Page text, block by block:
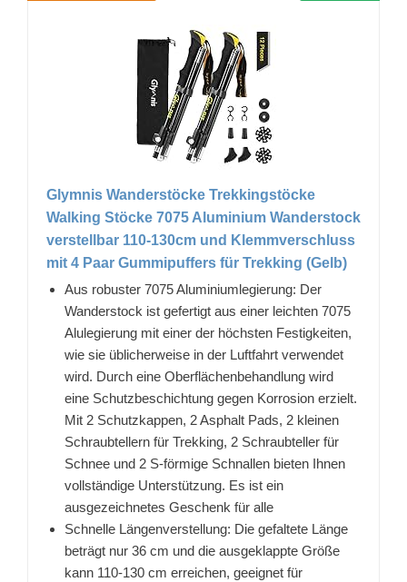
Glymnis Wanderstöcke Trekkingstöcke
Walking Stöcke 7075 Aluminium Wanderstock
verstellbar 110-130cm und Klemmverschluss
mit 4 Paar Gummipuffers für Trekking (Gelb)
Aus robuster 7075 Aluminiumlegierung: Der
Wanderstock ist gefertigt aus einer leichten 7075
Alulegierung mit einer der höchsten Festigkeiten,
wie sie üblicherweise in der Luftfahrt verwendet
wird. Durch eine Oberflächenbehandlung wird
eine Schutzbeschichtung gegen Korrosion erzielt.
Mit 2 Schutzkappen, 2 Asphalt Pads, 2 kleinen
Schraubtellern für Trekking, 2 Schraubteller für
Schnee und 2 S-förmige Schnallen bieten Ihnen
vollständige Unterstützung. Es ist ein
ausgezeichnetes Geschenk für alle
Schnelle Längenverstellung: Die gefaltete Länge
beträgt nur 36 cm und die ausgeklappte Größe
kann 110-130 cm erreichen, geeignet für